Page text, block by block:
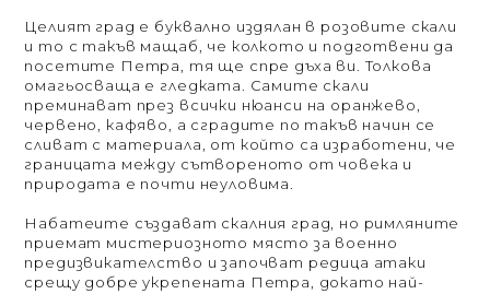
Целият град е буквално издялан в розовите скали
и то с такъв мащаб, че колкото и подготвени да
посетите Петра, тя ще спре дъха ви. Толкова
омагьосваща е гледката. Самите скали
преминават през всички нюанси на оранжево,
червено, кафяво, а сградите по такъв начин се
сливат с материала, от който са изработени, че
границата между сътвореното от човека и
природата е почти неуловима.
Набатеите създават скалния град, но римляните
приемат мистериозното място за военно
предизвикателство и започват редица атаки
срещу добре укрепената Петра, докато най-